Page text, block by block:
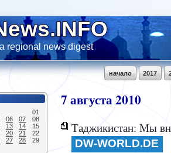
regional news digest
2017
начало
01
06 07
08
13 14
15
20 21
22
27 28
29
7августа2010
Таджикистан: Мы внесли свой
DW-WORLD.DE